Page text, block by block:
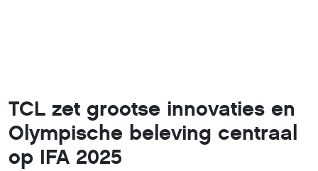
TCL zet grootse innovaties en
Olympische beleving centraal
op IFA 2025